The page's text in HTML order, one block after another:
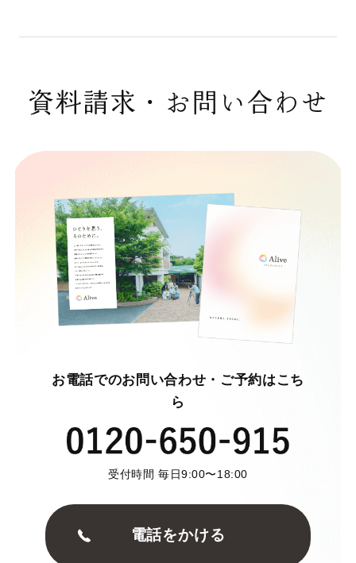
資料請求・お問い合わせ
お電話でのお問い合わせ・ご予約はこち
ら
受付時間 毎日9:00〜18:00
電話をかける